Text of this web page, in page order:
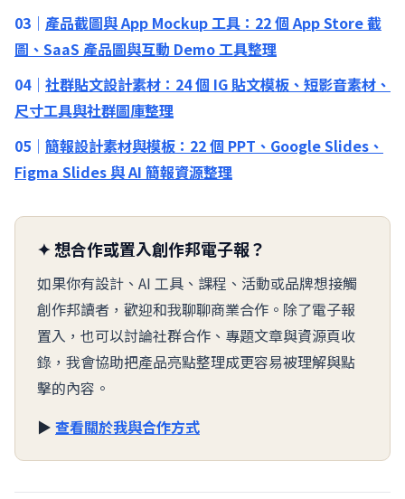
03｜ 產品截圖與 App Mockup 工具：22 個 App Store 截
圖、SaaS 產品圖與互動 Demo 工具整理
04｜ 社群貼文設計素材：24 個 IG 貼文模板、短影音素材、
尺寸工具與社群圖庫整理
05｜ 簡報設計素材與模板：22 個 PPT、Google Slides、
Figma Slides 與 AI 簡報資源整理
✦ 想合作或置入創作邦電子報？
如果你有設計、AI 工具、課程、活動或品牌想接觸
創作邦讀者，歡迎和我聊聊商業合作。除了電子報
置入，也可以討論社群合作、專題文章與資源頁收
錄，我會協助把產品亮點整理成更容易被理解與點
擊的內容。
▶︎ 查看關於我與合作方式